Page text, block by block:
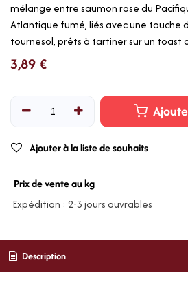
mélange entre saumon rose du
Atlantique fumé, liés avec une touche
tournesol, prêts à tartiner sur un toast
3,89 €
Ajouter à la liste de souhaits
Prix de vente au kg
Expédition : 2-3 jours ouvrables
Description